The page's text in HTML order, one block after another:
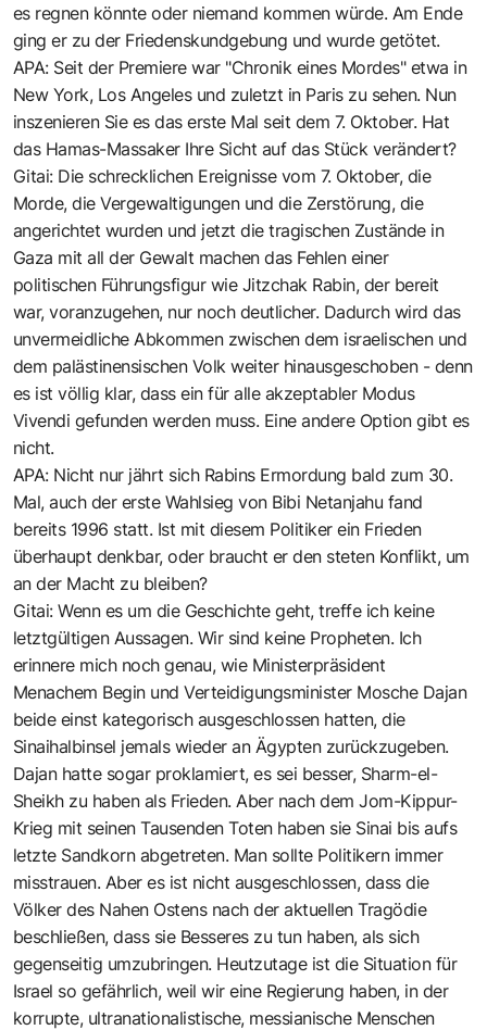
es regnen könnte oder niemand kommen würde. Am Ende
ging er zu der Friedenskundgebung und wurde getötet.
APA: Seit der Premiere war "Chronik eines Mordes" etwa in
New York, Los Angeles und zuletzt in Paris zu sehen. Nun
inszenieren Sie es das erste Mal seit dem 7. Oktober. Hat
das Hamas-Massaker Ihre Sicht auf das Stück verändert?
Gitai: Die schrecklichen Ereignisse vom 7. Oktober, die
Morde, die Vergewaltigungen und die Zerstörung, die
angerichtet wurden und jetzt die tragischen Zustände in
Gaza mit all der Gewalt machen das Fehlen einer
politischen Führungsfigur wie Jitzchak Rabin, der bereit
war, voranzugehen, nur noch deutlicher. Dadurch wird das
unvermeidliche Abkommen zwischen dem israelischen und
dem palästinensischen Volk weiter hinausgeschoben - denn
es ist völlig klar, dass ein für alle akzeptabler Modus
Vivendi gefunden werden muss. Eine andere Option gibt es
nicht.
APA: Nicht nur jährt sich Rabins Ermordung bald zum 30.
Mal, auch der erste Wahlsieg von Bibi Netanjahu fand
bereits 1996 statt. Ist mit diesem Politiker ein Frieden
überhaupt denkbar, oder braucht er den steten Konflikt, um
an der Macht zu bleiben?
Gitai: Wenn es um die Geschichte geht, treffe ich keine
letztgültigen Aussagen. Wir sind keine Propheten. Ich
erinnere mich noch genau, wie Ministerpräsident
Menachem Begin und Verteidigungsminister Mosche Dajan
beide einst kategorisch ausgeschlossen hatten, die
Sinaihalbinsel jemals wieder an Ägypten zurückzugeben.
Dajan hatte sogar proklamiert, es sei besser, Sharm-el-
Sheikh zu haben als Frieden. Aber nach dem Jom-Kippur-
Krieg mit seinen Tausenden Toten haben sie Sinai bis aufs
letzte Sandkorn abgetreten. Man sollte Politikern immer
misstrauen. Aber es ist nicht ausgeschlossen, dass die
Völker des Nahen Ostens nach der aktuellen Tragödie
beschließen, dass sie Besseres zu tun haben, als sich
gegenseitig umzubringen. Heutzutage ist die Situation für
Israel so gefährlich, weil wir eine Regierung haben, in der
korrupte, ultranationalistische, messianische Menschen